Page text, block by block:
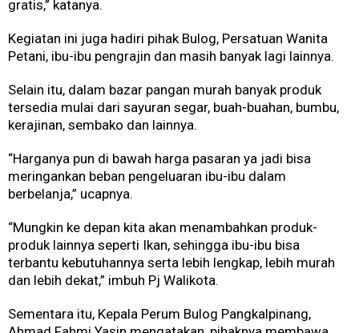
gratis,” katanya.
Kegiatan ini juga hadiri pihak Bulog, Persatuan Wanita
Petani, ibu-ibu pengrajin dan masih banyak lagi lainnya.
Selain itu, dalam bazar pangan murah banyak produk
tersedia mulai dari sayuran segar, buah-buahan, bumbu,
kerajinan, sembako dan lainnya.
“Harganya pun di bawah harga pasaran ya jadi bisa
meringankan beban pengeluaran ibu-ibu dalam
berbelanja,” ucapnya.
“Mungkin ke depan kita akan menambahkan produk-
produk lainnya seperti Ikan, sehingga ibu-ibu bisa
terbantu kebutuhannya serta lebih lengkap, lebih murah
dan lebih dekat,” imbuh Pj Walikota.
Sementara itu, Kepala Perum Bulog Pangkalpinang,